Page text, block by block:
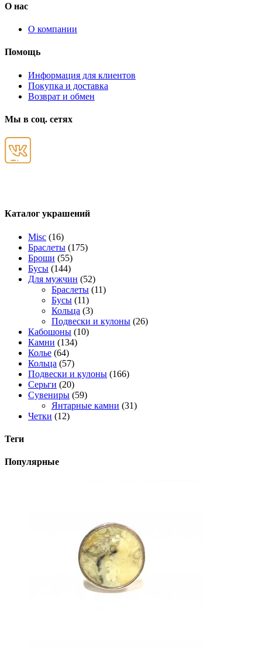
О нас
О компании
Помощь
Информация для клиентов
Покупка и доставка
Возврат и обмен
Мы в соц. сетях
Каталог украшений
Misc (16)
Браслеты (175)
Броши (55)
Бусы (144)
Для мужчин (52)
Браслеты (11)
Бусы (11)
Кольца (3)
Подвески и кулоны (26)
Кабошоны (10)
Камни (134)
Колье (64)
Кольца (57)
Подвески и кулоны (166)
Серьги (20)
Сувениры (59)
Янтарные камни (31)
Четки (12)
Теги
Популярные